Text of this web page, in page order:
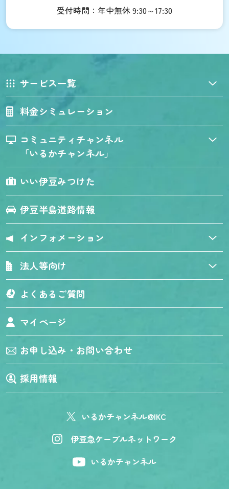
受付時間：年中無休 9:30～17:30
サービス一覧
料金シミュレーション
コミュニティチャンネル
「いるかチャンネル」
いい伊豆みつけた
伊豆半島道路情報
インフォメーション
法人等向け
よくあるご質問
マイページ
お申し込み・お問い合わせ
採用情報
いるかチャンネル@IKC
伊豆急ケーブルネットワーク
いるかチャンネル